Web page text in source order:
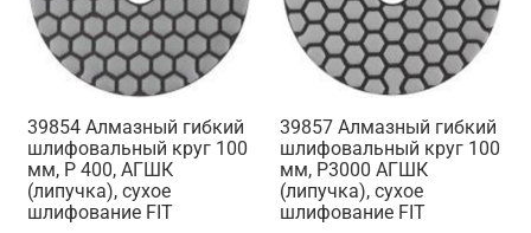
39854 Алмазный гибкий
шлифовальный круг 100
мм, Р 400, АГШК
(липучка), сухое
шлифование FIT
39857 Алмазный гибкий
шлифовальный круг 100
мм, Р3000 АГШК
(липучка), сухое
шлифование FIT